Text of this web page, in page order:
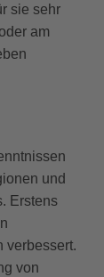
sie sehr
am
und
Erstens
verbessert.
von